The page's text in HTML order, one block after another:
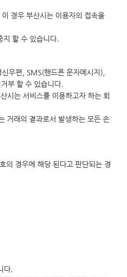
경우 부산시는 이용자의 접속을
할 수 있습니다.
우편, SMS(핸드폰 문자메시지),
부 할 수 있습니다.
시는 서비스를 이용하고자 하는 회
거래의 결과로서 발생하는 모든 손
의 경우에 해당 된다고 판단되는 경
다.